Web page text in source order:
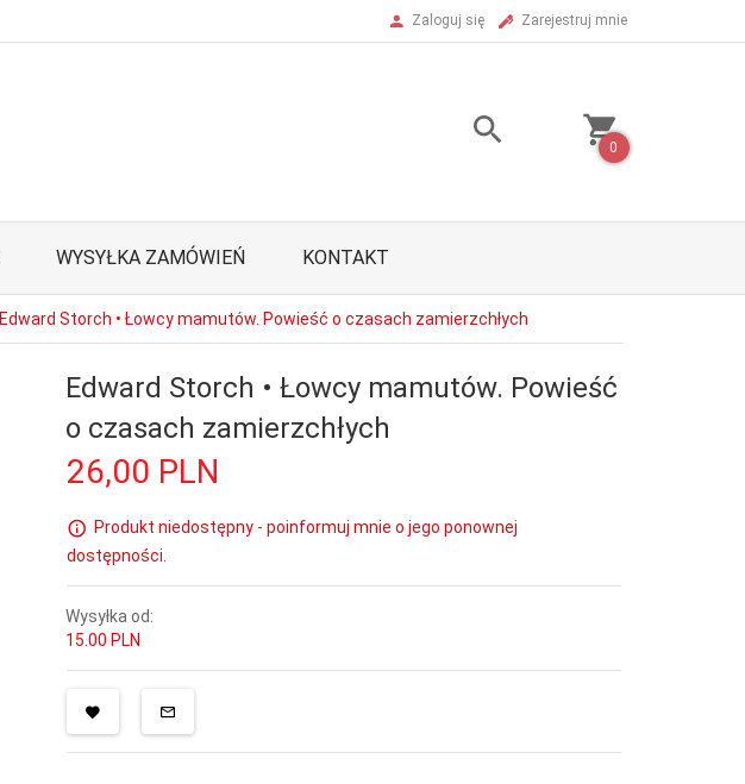
Zaloguj się Zarejestruj mnie
0
WYSYŁKA ZAMÓWIEŃ KONTAKT
Edward Storch • Łowcy mamutów. Powieść o czasach zamierzchłych
Edward Storch • Łowcy mamutów. Powieść
o czasach zamierzchłych
26,00 PLN
Produkt niedostępny - poinformuj mnie o jego ponownej
dostępności.
Wysyłka od:
15.00 PLN